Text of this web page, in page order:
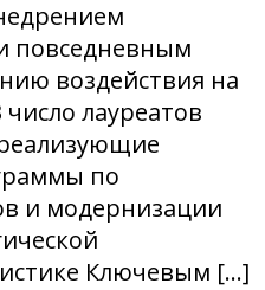
повседневным
воздействия на
лауреатов
по
и модернизации
Ключевым […]